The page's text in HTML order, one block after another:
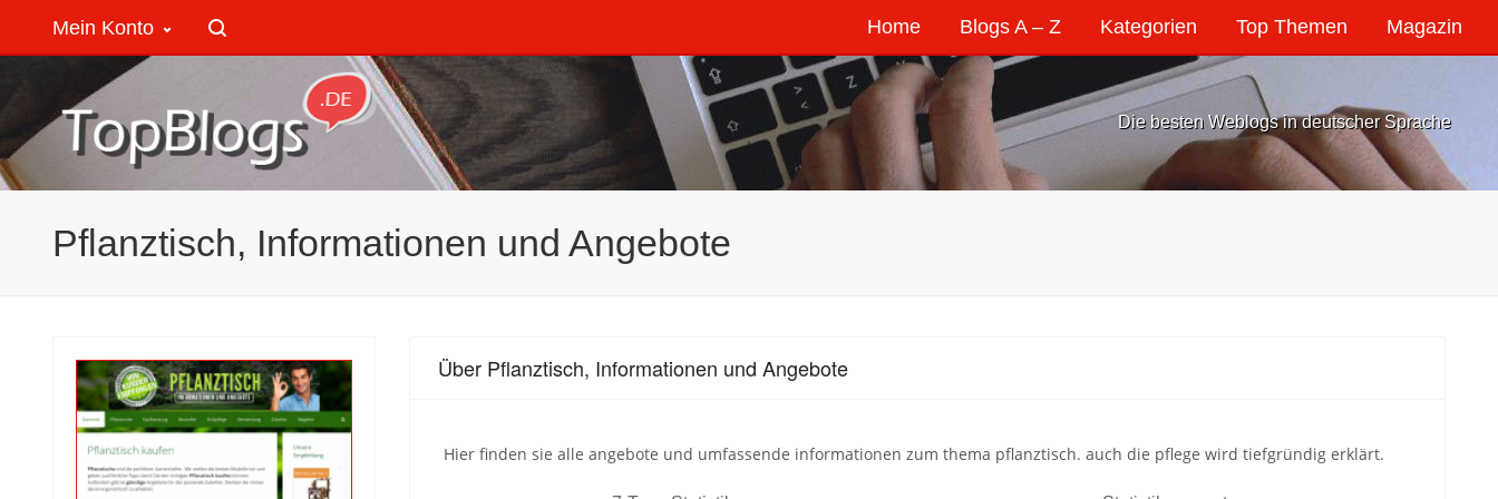
Home Blogs A – Z Kategorien Top Themen Magazin
Mein Konto
Die besten Weblogs in deutscher Sprache
Pflanztisch, Informationen und Angebote
Über Pflanztisch, Informationen und Angebote
Hier finden sie alle angebote und umfassende informationen zum thema pflanztisch. auch die pflege wird tiefgründig erklärt.